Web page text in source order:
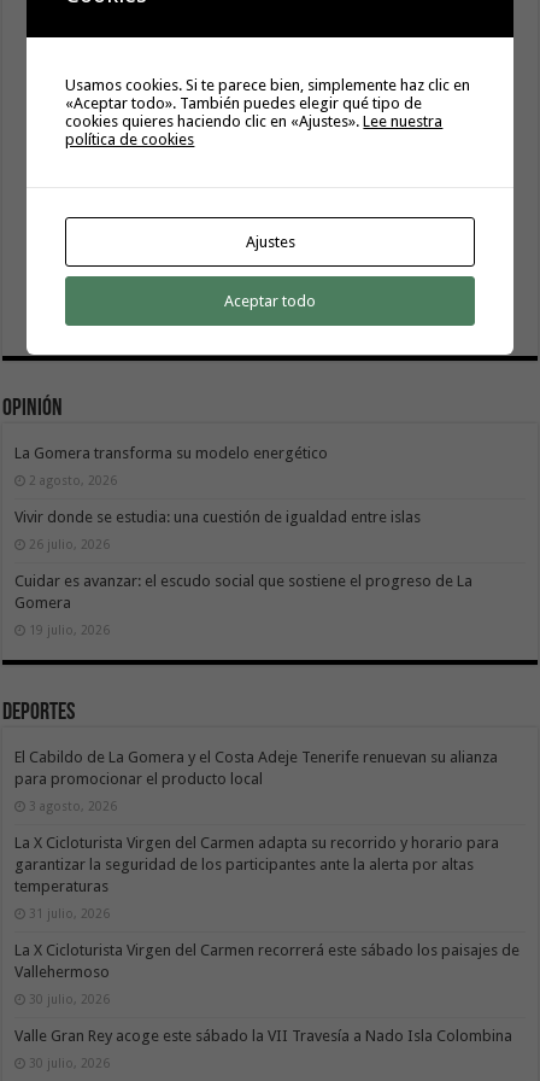
Opinión
La Gomera transforma su modelo energético
2 agosto, 2026
Vivir donde se estudia: una cuestión de igualdad entre islas
26 julio, 2026
Cuidar es avanzar: el escudo social que sostiene el progreso de La
Gomera
19 julio, 2026
Deportes
El Cabildo de La Gomera y el Costa Adeje Tenerife renuevan su alianza
para promocionar el producto local
3 agosto, 2026
La X Cicloturista Virgen del Carmen adapta su recorrido y horario para
garantizar la seguridad de los participantes ante la alerta por altas
temperaturas
31 julio, 2026
La X Cicloturista Virgen del Carmen recorrerá este sábado los paisajes de
Vallehermoso
30 julio, 2026
Valle Gran Rey acoge este sábado la VII Travesía a Nado Isla Colombina
30 julio, 2026
Usamos cookies. Si te parece bien, simplemente haz clic en
«Aceptar todo». También puedes elegir qué tipo de
cookies quieres haciendo clic en «Ajustes».Lee nuestra
política de cookies
Ajustes
Aceptar todo